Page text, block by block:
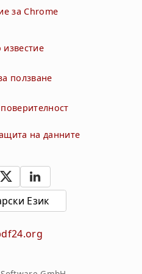
за Chrome
ползване
на данните
Език